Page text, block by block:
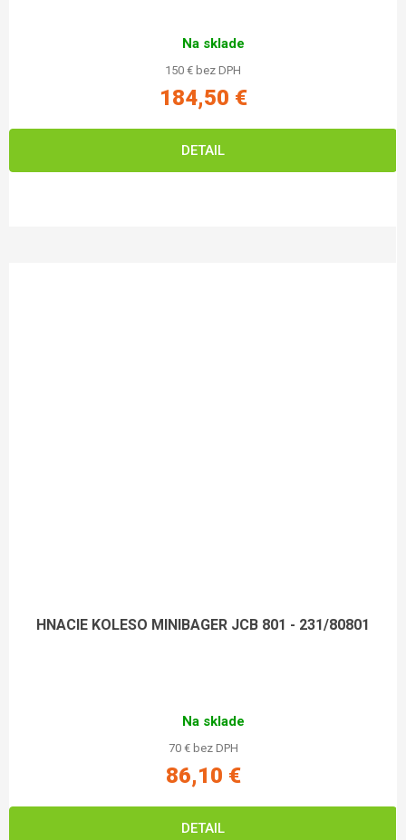
Na sklade
150 € bez DPH
184,50 €
DETAIL
HNACIE KOLESO MINIBAGER JCB 801 - 231/80801
Na sklade
70 € bez DPH
86,10 €
DETAIL